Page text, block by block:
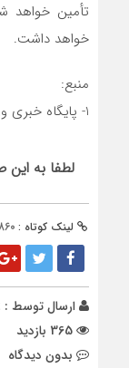
تأمین خواهد
خواهد داشت.
منبع:
1- پایگاه خبری وزارت راه و شهرسازی – مسکن و شهرسازی
لطفا به این
لینک کوتاه :
ارسال توسط :
بدون دیدگاه